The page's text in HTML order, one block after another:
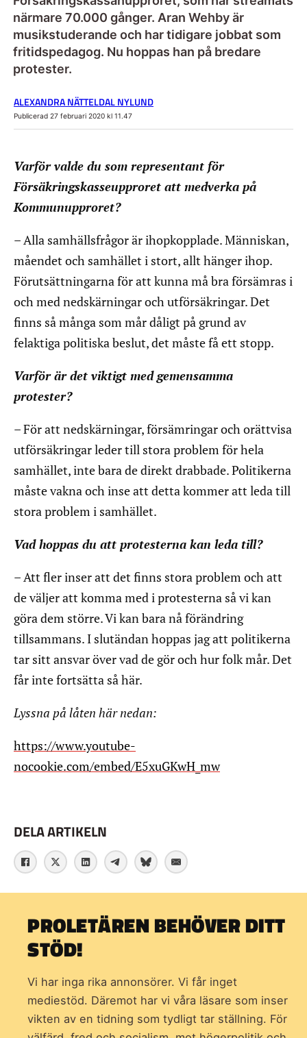
närmare 70.000 gånger. Aran Wehby är
musikstuderande och har tidigare jobbat som
fritidspedagog. Nu hoppas han på bredare
protester.
ALEXANDRA NÄTTELDAL NYLUND
Publicerad 27 februari 2020 kl 11.47
Varför valde du som representant för
Försäkringskasseupproret att medverka på
Kommunupproret?
– Alla samhällsfrågor är ihopkopplade. Människan,
måendet och samhället i stort, allt hänger ihop.
Förutsättningarna för att kunna må bra försämras i
och med nedskärningar och utförsäkringar. Det
finns så många som mår dåligt på grund av
felaktiga politiska beslut, det måste få ett stopp.
Varför är det viktigt med gemensamma
protester?
– För att nedskärningar, försämringar och orättvisa
utförsäkringar leder till stora problem för hela
samhället, inte bara de direkt drabbade. Politikerna
måste vakna och inse att detta kommer att leda till
stora problem i samhället.
Vad hoppas du att protesterna kan leda till?
– Att fler inser att det finns stora problem och att
de väljer att komma med i protesterna så vi kan
göra dem större. Vi kan bara nå förändring
tillsammans. I slutändan hoppas jag att politikerna
tar sitt ansvar över vad de gör och hur folk mår. Det
får inte fortsätta så här.
Lyssna på låten här nedan:
https://www.youtube-
nocookie.com/embed/E5xuGKwH_mw
DELA ARTIKELN
PROLETÄREN BEHÖVER DITT
STÖD!
Vi har inga rika annonsörer. Vi får inget
mediestöd. Däremot har vi våra läsare som inser
vikten av en tidning som tydligt tar ställning. För